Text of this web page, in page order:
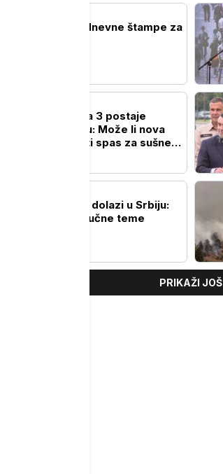
Naslovne strane dnevne štampe za
Izgradnja Đerdapa 3 postaje
prioritet u regionu: Može li nova
hidroelektrana biti spas za sušne
Zelenski u subotu dolazi u Srbiju:
Vučić otkrio tri ključne teme
PRIKAŽI JOŠ